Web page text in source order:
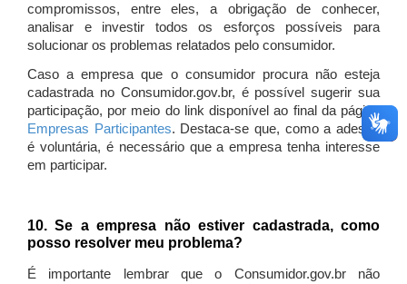
compromissos, entre eles, a obrigação de conhecer,
analisar e investir todos os esforços possíveis para
solucionar os problemas relatados pelo consumidor.
Caso a empresa que o consumidor procura não esteja
cadastrada no Consumidor.gov.br, é possível sugerir sua
participação, por meio do link disponível ao final da página
Empresas Participantes. Destaca-se que, como a adesão
é voluntária, é necessário que a empresa tenha interesse
em participar.
10. Se a empresa não estiver cadastrada, como
posso resolver meu problema?
É importante lembrar que o Consumidor.gov.br não